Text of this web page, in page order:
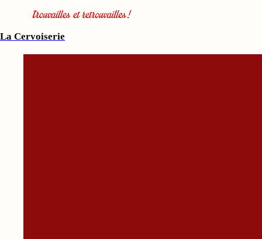
La Cervoiserie